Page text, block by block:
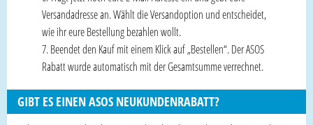
Versandadresse an. Wählt die Versandoption und entscheidet,
wie ihr eure Bestellung bezahlen wollt.
Beendet den Kauf mit einem Klick auf „Bestellen“. Der ASOS
Rabatt wurde automatisch mit der Gesamtsumme verrechnet.
GIBT ES EINEN ASOS NEUKUNDENRABATT?